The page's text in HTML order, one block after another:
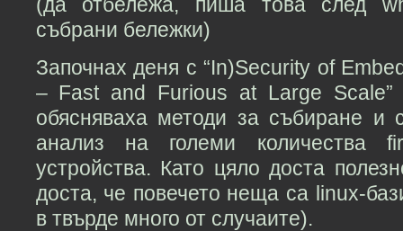
събрани бележки)
Започнах деня с “In)Security of
– Fast and Furious at Large Scale”
обясняваха методи за събиране и
анализ на големи количества
устройства. Като цяло доста
доста, че повечето неща са linux-
в твърде много от случаите).